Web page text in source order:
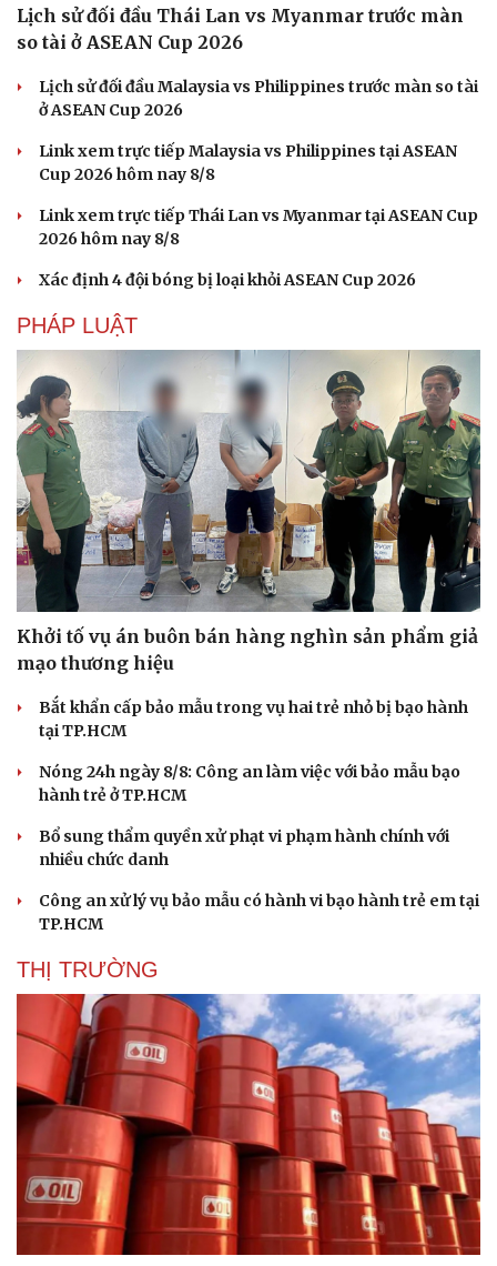
Doanh nghiệp
Thông tin doanh nghiệp
Doanh nghiệp 24h
Doanh nhân
Công nghệ
Sành điệu
Tin Công nghệ
Trải nghiệm
Lịch sử đối đầu Thái Lan vs Myanmar trước màn
so tài ở ASEAN Cup 2026
Lịch sử đối đầu Malaysia vs Philippines trước màn so tài
ở ASEAN Cup 2026
Link xem trực tiếp Malaysia vs Philippines tại ASEAN
Cup 2026 hôm nay 8/8
Link xem trực tiếp Thái Lan vs Myanmar tại ASEAN Cup
2026 hôm nay 8/8
Xác định 4 đội bóng bị loại khỏi ASEAN Cup 2026
PHÁP LUẬT
Khởi tố vụ án buôn bán hàng nghìn sản phẩm giả
mạo thương hiệu
Bắt khẩn cấp bảo mẫu trong vụ hai trẻ nhỏ bị bạo hành
tại TP.HCM
Nóng 24h ngày 8/8: Công an làm việc với bảo mẫu bạo
hành trẻ ở TP.HCM
Bổ sung thẩm quyền xử phạt vi phạm hành chính với
nhiều chức danh
Công an xử lý vụ bảo mẫu có hành vi bạo hành trẻ em tại
TP.HCM
THỊ TRƯỜNG